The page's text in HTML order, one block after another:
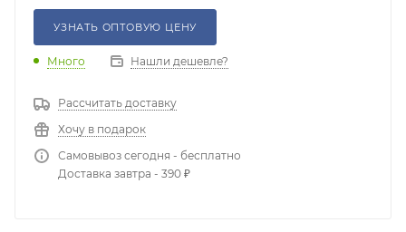
УЗНАТЬ ОПТОВУЮ ЦЕНУ
Много Нашли дешевле?
Рассчитать доставку
Хочу в подарок
Самовывоз сегодня - бесплатно
Доставка завтра - 390 ₽